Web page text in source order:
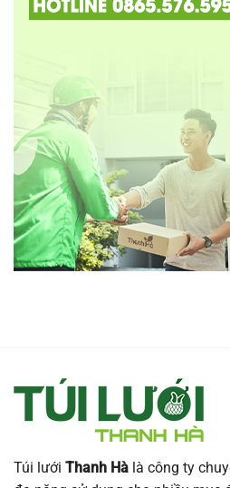
Túi lưới Thanh Hà là công ty